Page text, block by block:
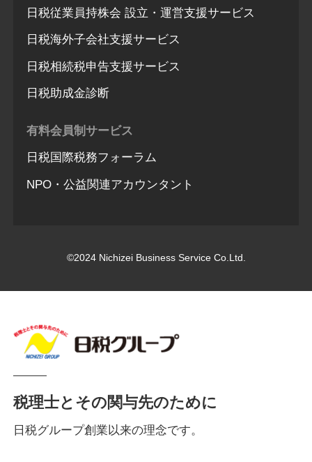
日税従業員持株会 設立・運営支援サービス
日税海外子会社支援サービス
日税相続税申告支援サービス
日税助成金診断
有料会員制サービス
日税国際税務フォーラム
NPO・公益関連アカウンタント
©2024 Nichizei Business Service Co.Ltd.
税理士とその関与先のために
日税グループ創業以来の理念です。